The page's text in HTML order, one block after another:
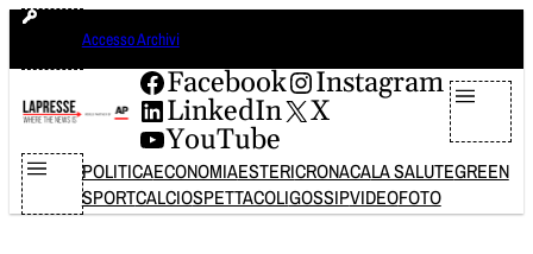
Vai
contenuto
Accesso Archivi
Facebook
Instagram
LinkedIn
X
YouTube
POLITICAECONOMIAESTERICRONACALA SALUTEGREEN
SPORTCALCIOSPETTACOLIGOSSIPVIDEOFOTO